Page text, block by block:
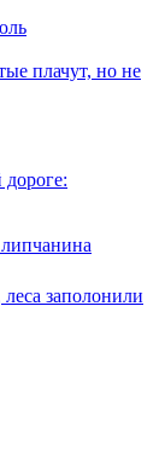
плачут, но не
заполонили